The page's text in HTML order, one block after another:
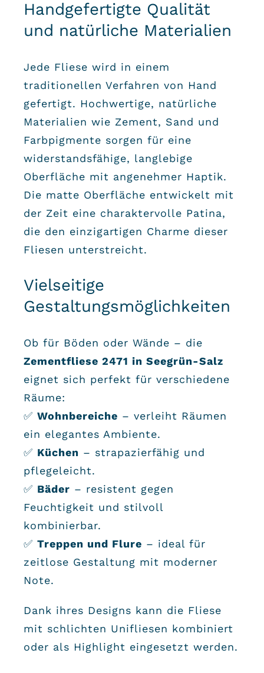
Handgefertigte Qualität
und natürliche Materialien
Jede Fliese wird in einem
traditionellen Verfahren von Hand
gefertigt. Hochwertige, natürliche
Materialien wie Zement, Sand und
Farbpigmente sorgen für eine
widerstandsfähige, langlebige
Oberfläche mit angenehmer Haptik.
Die matte Oberfläche entwickelt mit
der Zeit eine charaktervolle Patina,
die den einzigartigen Charme dieser
Fliesen unterstreicht.
Vielseitige
Gestaltungsmöglichkeiten
Ob für Böden oder Wände – die
Zementfliese 2471 in Seegrün-Salz
eignet sich perfekt für verschiedene
Räume:
✅ Wohnbereiche – verleiht Räumen
ein elegantes Ambiente.
✅ Küchen – strapazierfähig und
pflegeleicht.
✅ Bäder – resistent gegen
Feuchtigkeit und stilvoll
kombinierbar.
✅ Treppen und Flure – ideal für
zeitlose Gestaltung mit moderner
Note.
Dank ihres Designs kann die Fliese
mit schlichten Unifliesen kombiniert
oder als Highlight eingesetzt werden.